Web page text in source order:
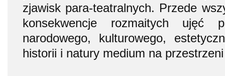
zjawisk para-teatralnych. Przede
konsekwencje rozmaitych ujęć
narodowego, kulturowego,
historii i natury medium na